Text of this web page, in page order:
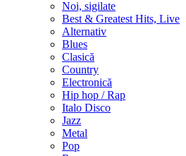
Noi, sigilate
Best & Greatest Hits, Live
Alternativ
Blues
Clasică
Country
Electronică
Hip hop / Rap
Italo Disco
Jazz
Metal
Pop